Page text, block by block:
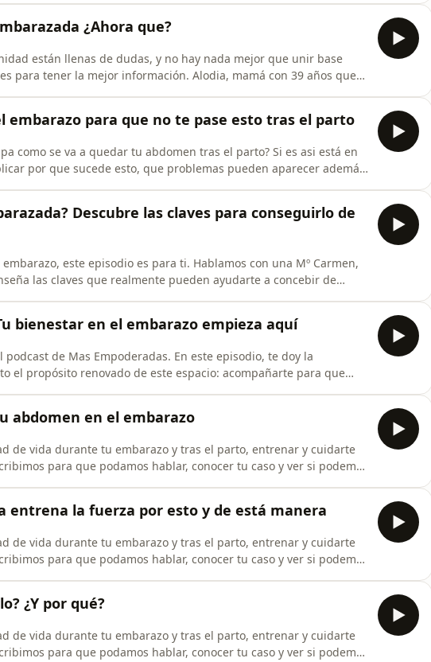
¿Ahora que?
están llenas de dudas, y no hay nada mejor que unir base
para tener la mejor información. Alodia, mamá con 39 años que
embarazo para que no te pase esto tras el parto
como se va a quedar tu abdomen tras el parto? Si es asi está en
por que sucede esto, que problemas pueden aparecer además
Descubre las claves para conseguirlo de
este episodio es para ti. Hablamos con una Mº Carmen,
las claves que realmente pueden ayudarte a concebir de
bienestar en el embarazo empieza aquí
de Mas Empoderadas. En este episodio, te doy la
el propósito renovado de este espacio: acompañarte para que
abdomen en el embarazo
de vida durante tu embarazo y tras el parto, entrenar y cuidarte
para que podamos hablar, conocer tu caso y ver si podemos
entrena la fuerza por esto y de está manera
de vida durante tu embarazo y tras el parto, entrenar y cuidarte
para que podamos hablar, conocer tu caso y ver si podemos
¿Y por qué?
de vida durante tu embarazo y tras el parto, entrenar y cuidarte
para que podamos hablar, conocer tu caso y ver si podemos